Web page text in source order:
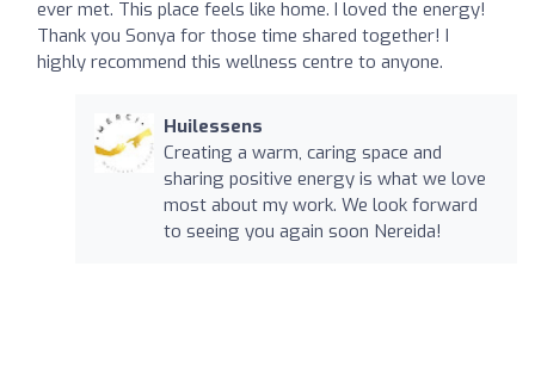
ever met. This place feels like home. I loved the energy!
Thank you Sonya for those time shared together! I
highly recommend this wellness centre to anyone.
Huilessens
Creating a warm, caring space and
sharing positive energy is what we love
most about my work. We look forward
to seeing you again soon Nereida!